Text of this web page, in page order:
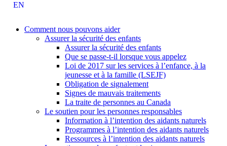
EN
Comment nous pouvons aider
Assurer la sécurité des enfants
Assurer la sécurité des enfants
Que se passe-t-il lorsque vous appelez
Loi de 2017 sur les services à l’enfance, à la
jeunesse et à la famille (LSEJF)
Obligation de signalement
Signes de mauvais traitements
La traite de personnes au Canada
Le soutien pour les personnes responsables
Information à l’intention des aidants naturels
Programmes à l’intention des aidants naturels
Ressources à l’intention des aidants naturels